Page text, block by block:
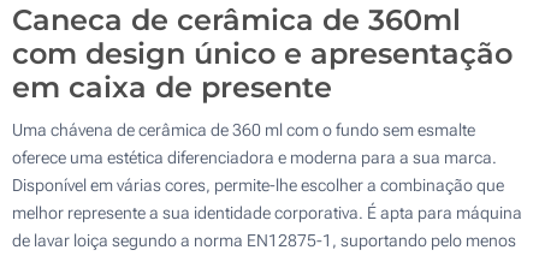
Caneca de cerâmica de 360ml
com design único e apresentação
em caixa de presente
Uma chávena de cerâmica de 360 ml com o fundo sem esmalte
oferece uma estética diferenciadora e moderna para a sua marca.
Disponível em várias cores, permite-lhe escolher a combinação que
melhor represente a sua identidade corporativa. É apta para máquina
de lavar loiça segundo a norma EN12875-1, suportando pelo menos